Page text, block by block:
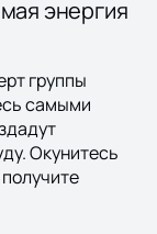
энергия
группы
самыми
Окунитесь